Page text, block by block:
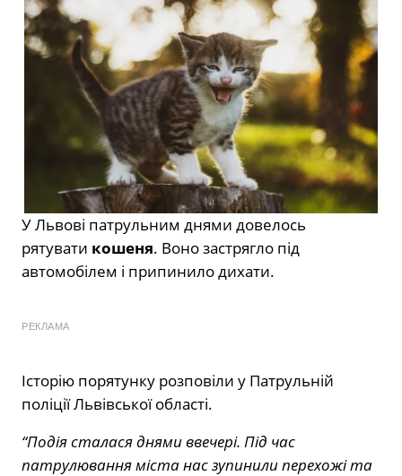
У Львові патрульним днями довелось
рятувати кошеня. Воно застрягло під
автомобілем і припинило дихати.
РЕКЛАМА
Історію порятунку розповіли у Патрульній
поліції Львівської області.
“Подія сталася днями ввечері. Під час
патрулювання міста нас зупинили перехожі та